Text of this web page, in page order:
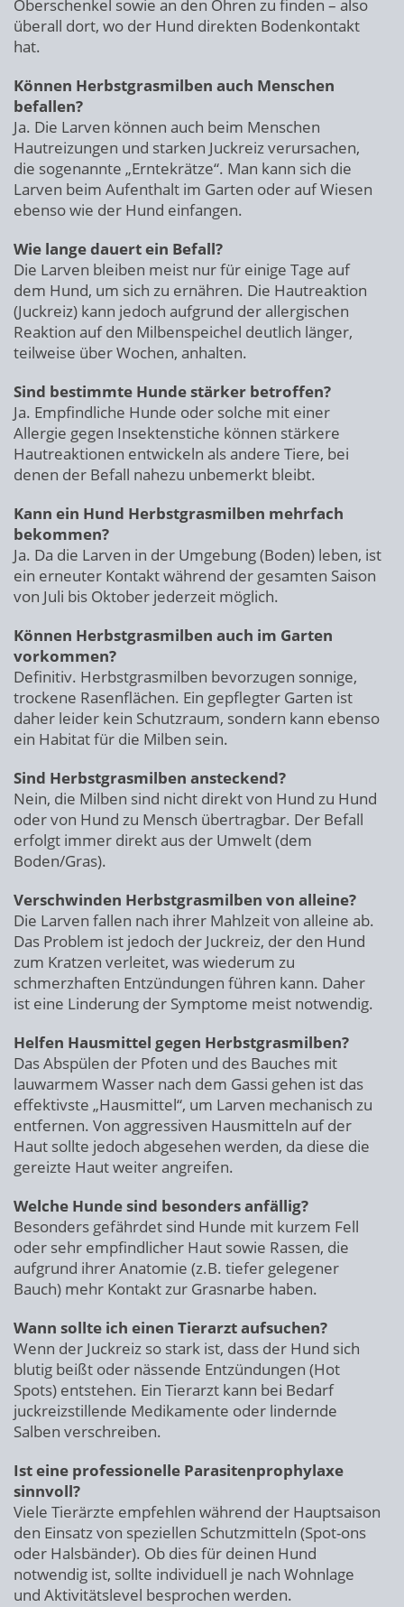
Oberschenkel sowie an den Ohren zu finden – also
überall dort, wo der Hund direkten Bodenkontakt
hat.
Können Herbstgrasmilben auch Menschen
befallen?
Ja. Die Larven können auch beim Menschen
Hautreizungen und starken Juckreiz verursachen,
die sogenannte „Erntekrätze“. Man kann sich die
Larven beim Aufenthalt im Garten oder auf Wiesen
ebenso wie der Hund einfangen.
Wie lange dauert ein Befall?
Die Larven bleiben meist nur für einige Tage auf
dem Hund, um sich zu ernähren. Die Hautreaktion
(Juckreiz) kann jedoch aufgrund der allergischen
Reaktion auf den Milbenspeichel deutlich länger,
teilweise über Wochen, anhalten.
Sind bestimmte Hunde stärker betroffen?
Ja. Empfindliche Hunde oder solche mit einer
Allergie gegen Insektenstiche können stärkere
Hautreaktionen entwickeln als andere Tiere, bei
denen der Befall nahezu unbemerkt bleibt.
Kann ein Hund Herbstgrasmilben mehrfach
bekommen?
Ja. Da die Larven in der Umgebung (Boden) leben, ist
ein erneuter Kontakt während der gesamten Saison
von Juli bis Oktober jederzeit möglich.
Können Herbstgrasmilben auch im Garten
vorkommen?
Definitiv. Herbstgrasmilben bevorzugen sonnige,
trockene Rasenflächen. Ein gepflegter Garten ist
daher leider kein Schutzraum, sondern kann ebenso
ein Habitat für die Milben sein.
Sind Herbstgrasmilben ansteckend?
Nein, die Milben sind nicht direkt von Hund zu Hund
oder von Hund zu Mensch übertragbar. Der Befall
erfolgt immer direkt aus der Umwelt (dem
Boden/Gras).
Verschwinden Herbstgrasmilben von alleine?
Die Larven fallen nach ihrer Mahlzeit von alleine ab.
Das Problem ist jedoch der Juckreiz, der den Hund
zum Kratzen verleitet, was wiederum zu
schmerzhaften Entzündungen führen kann. Daher
ist eine Linderung der Symptome meist notwendig.
Helfen Hausmittel gegen Herbstgrasmilben?
Das Abspülen der Pfoten und des Bauches mit
lauwarmem Wasser nach dem Gassi gehen ist das
effektivste „Hausmittel“, um Larven mechanisch zu
entfernen. Von aggressiven Hausmitteln auf der
Haut sollte jedoch abgesehen werden, da diese die
gereizte Haut weiter angreifen.
Welche Hunde sind besonders anfällig?
Besonders gefährdet sind Hunde mit kurzem Fell
oder sehr empfindlicher Haut sowie Rassen, die
aufgrund ihrer Anatomie (z.B. tiefer gelegener
Bauch) mehr Kontakt zur Grasnarbe haben.
Wann sollte ich einen Tierarzt aufsuchen?
Wenn der Juckreiz so stark ist, dass der Hund sich
blutig beißt oder nässende Entzündungen (Hot
Spots) entstehen. Ein Tierarzt kann bei Bedarf
juckreizstillende Medikamente oder lindernde
Salben verschreiben.
Ist eine professionelle Parasitenprophylaxe
sinnvoll?
Viele Tierärzte empfehlen während der Hauptsaison
den Einsatz von speziellen Schutzmitteln (Spot-ons
oder Halsbänder). Ob dies für deinen Hund
notwendig ist, sollte individuell je nach Wohnlage
und Aktivitätslevel besprochen werden.